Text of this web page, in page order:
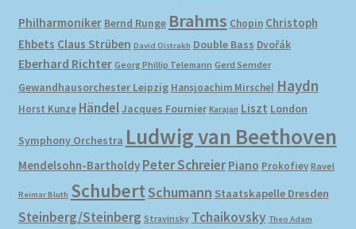
Philharmoniker Bernd Runge Brahms Chopin Christoph
Ehbets Claus Strüben David Oistrakh Double Bass Dvořák
Eberhard Richter Georg Phillip Telemann Gerd Semder
Gewandhausorchester Leipzig Hansjoachim Mirschel Haydn
Horst Kunze HändelJacques Fournier Karajan Liszt London
Symphony Orchestra Ludwig van Beethoven
Mendelsohn-Bartholdy Peter Schreier Piano Prokofiev Ravel
Reimar Bluth SchubertSchumann Staatskapelle Dresden
Steinberg/Steinberg Stravinsky Tchaikovsky Theo Adam